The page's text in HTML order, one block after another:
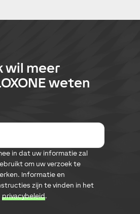
wil meer
weten
a
i
l
r
D
a
t
b
e
in dat uw informatie zal
om uw verzoek te
Informatie en
zijn te vinden in het
privacybeleid.